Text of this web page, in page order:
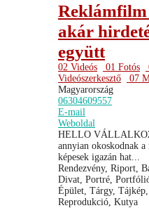
Reklámfilm
akár
együtt
02 Videós 01 Fotós
Videószerkesztő
07
Magyarország
06304609557
E-mail
Weboldal
HELLO
annyian okoskodnak
képesek igazán hat...
Rendezvény, Riport,
Divat, Portré,
Épület, Tárgy,
Reprodukció, Kutya